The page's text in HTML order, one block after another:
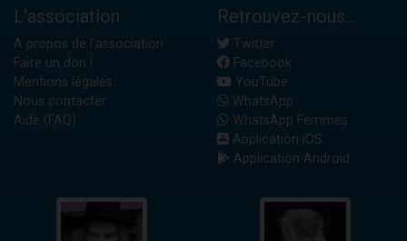
L'association
A propos de l'association
Faire un don !
Mentions légales
Nous contacter
Aide (FAQ)
Retrouvez-nous...
Twitter
Facebook
YouTube
WhatsApp
WhatsApp Femmes
Application iOS
Application Android